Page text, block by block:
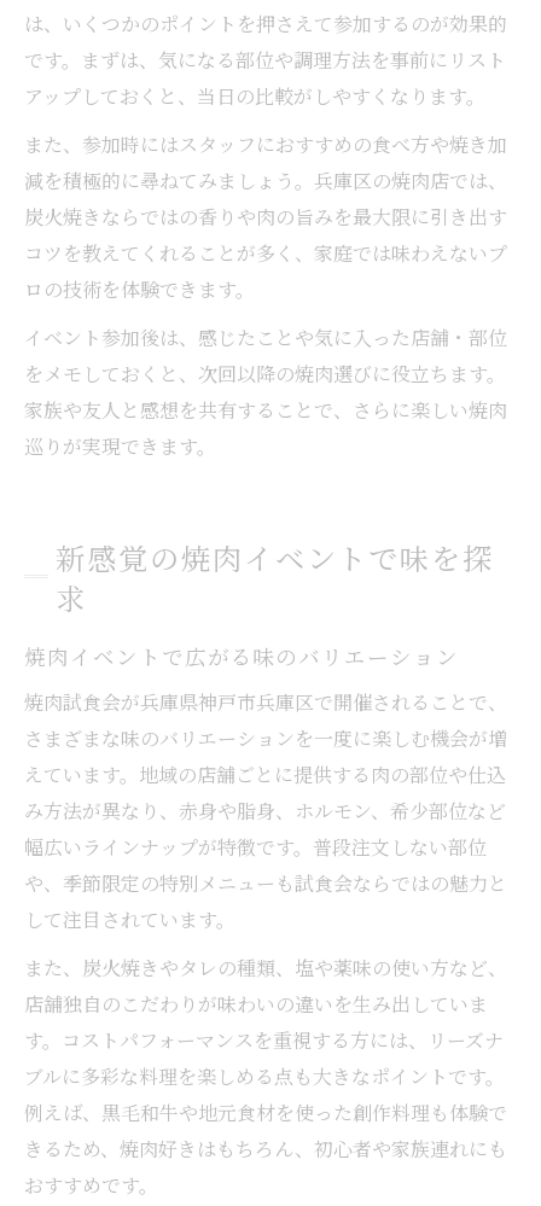
は、いくつかのポイントを押さえて参加するのが効果的
です。まずは、気になる部位や調理方法を事前にリスト
アップしておくと、当日の比較がしやすくなります。
また、参加時にはスタッフにおすすめの食べ方や焼き加
減を積極的に尋ねてみましょう。兵庫区の焼肉店では、
炭火焼きならではの香りや肉の旨みを最大限に引き出す
コツを教えてくれることが多く、家庭では味わえないプ
ロの技術を体験できます。
イベント参加後は、感じたことや気に入った店舗・部位
をメモしておくと、次回以降の焼肉選びに役立ちます。
家族や友人と感想を共有することで、さらに楽しい焼肉
巡りが実現できます。
新感覚の焼肉イベントで味を探
求
焼肉イベントで広がる味のバリエーション
焼肉試食会が兵庫県神戸市兵庫区で開催されることで、
さまざまな味のバリエーションを一度に楽しむ機会が増
えています。地域の店舗ごとに提供する肉の部位や仕込
み方法が異なり、赤身や脂身、ホルモン、希少部位など
幅広いラインナップが特徴です。普段注文しない部位
や、季節限定の特別メニューも試食会ならではの魅力と
して注目されています。
また、炭火焼きやタレの種類、塩や薬味の使い方など、
店舗独自のこだわりが味わいの違いを生み出していま
す。コストパフォーマンスを重視する方には、リーズナ
ブルに多彩な料理を楽しめる点も大きなポイントです。
例えば、黒毛和牛や地元食材を使った創作料理も体験で
きるため、焼肉好きはもちろん、初心者や家族連れにも
おすすめです。